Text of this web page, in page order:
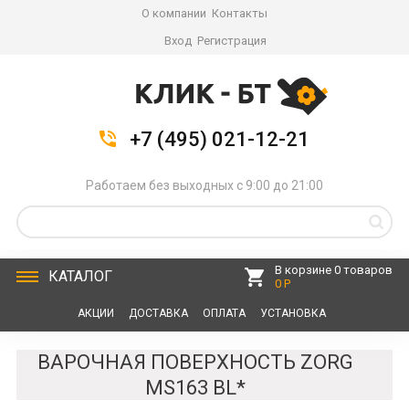
О компании Контакты
Вход Регистрация
+7 (495) 021-12-21
Работаем без выходных с 9:00 до 21:00
КАТАЛОГ
В корзине 0 товаров
0 Р
АКЦИИ ДОСТАВКА ОПЛАТА УСТАНОВКА
ВАРОЧНАЯ ПОВЕРХНОСТЬ ZORG
MS163 BL*